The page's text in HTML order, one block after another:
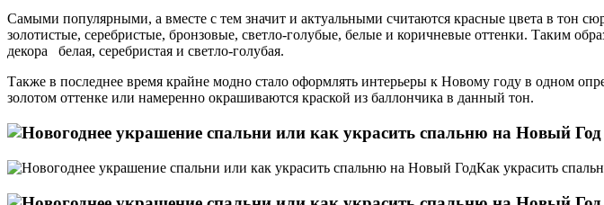
Самыми популярными, а вместе с тем значит и актуальными считаются красные цвета в тон
золотистые, серебристые, бронзовые, светло-голубые, белые и коричневые оттенки. Таким
декора белая, серебристая и светло-голубая.
Также в последнее время крайне модно стало оформлять интерьеры к Новому году в одном
золотом оттенке или намеренно окрашиваются краской из баллончика в данный тон.
Как украсить